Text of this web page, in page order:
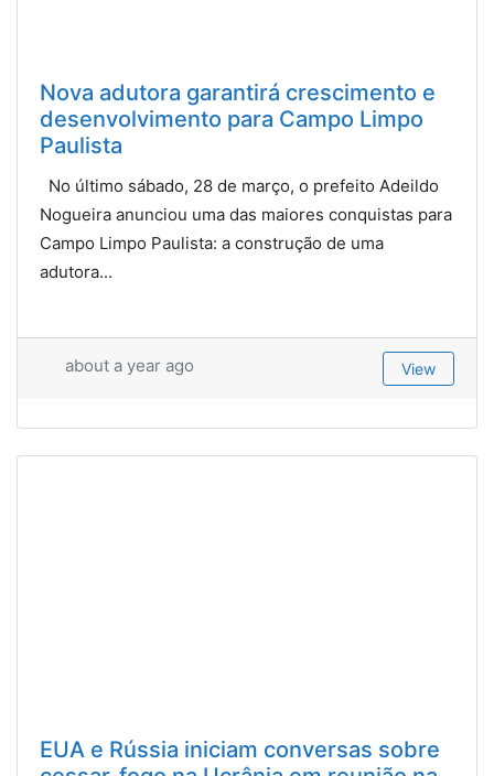
Nova adutora garantirá crescimento e
desenvolvimento para Campo Limpo
Paulista
No último sábado, 28 de março, o prefeito Adeildo
Nogueira anunciou uma das maiores conquistas para
Campo Limpo Paulista: a construção de uma
adutora...
about a year ago View
EUA e Rússia iniciam conversas sobre